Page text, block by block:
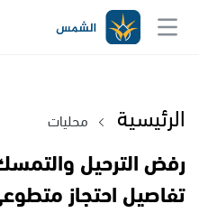
الرئيسية محليات
رفض الترحيل
تفاصيل احتجاز